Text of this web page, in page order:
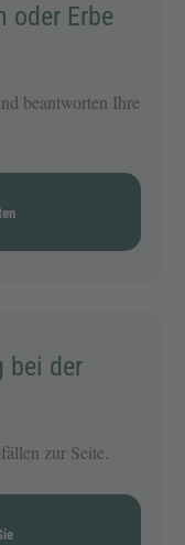
oder Erbe
beantworten Ihre
bei der
zur Seite.